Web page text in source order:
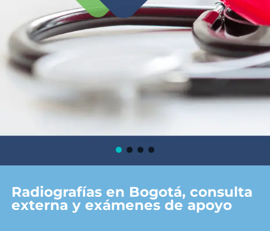
Radiografías en Bogotá, consulta
externa y exámenes de apoyo